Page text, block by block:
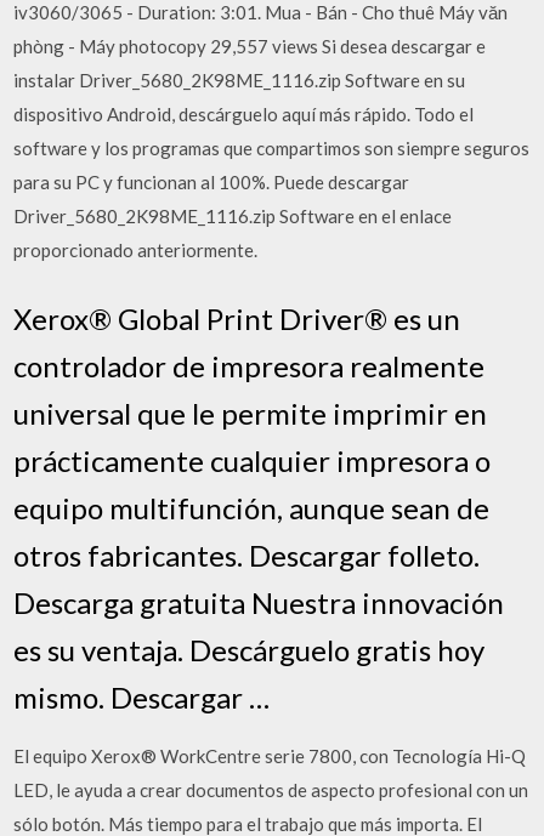
iv3060/3065 - Duration: 3:01. Mua - Bán - Cho thuê Máy văn
phòng - Máy photocopy 29,557 views Si desea descargar e
instalar Driver_5680_2K98ME_1116.zip Software en su
dispositivo Android, descárguelo aquí más rápido. Todo el
software y los programas que compartimos son siempre seguros
para su PC y funcionan al 100%. Puede descargar
Driver_5680_2K98ME_1116.zip Software en el enlace
proporcionado anteriormente.
Xerox® Global Print Driver® es un
controlador de impresora realmente
universal que le permite imprimir en
prácticamente cualquier impresora o
equipo multifunción, aunque sean de
otros fabricantes. Descargar folleto.
Descarga gratuita Nuestra innovación
es su ventaja. Descárguelo gratis hoy
mismo. Descargar …
El equipo Xerox® WorkCentre serie 7800, con Tecnología Hi-Q
LED, le ayuda a crear documentos de aspecto profesional con un
sólo botón. Más tiempo para el trabajo que más importa. El